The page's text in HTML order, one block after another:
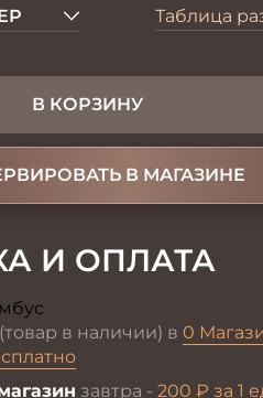
Таблица
В КОРЗИНУ
В МАГАЗИНЕ
И ОПЛАТА
(товар в наличии) в 0
завтра - 200 ₽ за 1